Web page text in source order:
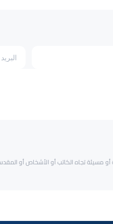
مسيئة تجاه الكاتب أو الأشخاص أو